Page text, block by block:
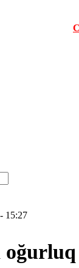
15:27
oğurluq